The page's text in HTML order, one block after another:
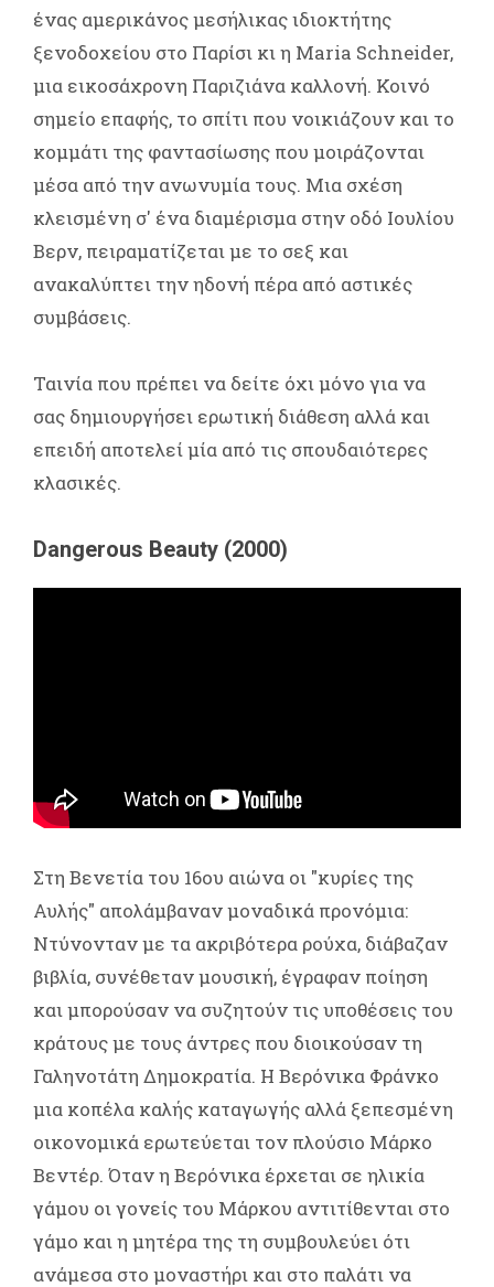
ένας αμερικάνος μεσήλικας ιδιοκτήτης
ξενοδοχείου στο Παρίσι κι η Maria Schneider,
μια εικοσάχρονη Παριζιάνα καλλονή. Κοινό
σημείο επαφής, το σπίτι που νοικιάζουν και το
κομμάτι της φαντασίωσης που μοιράζονται
μέσα από την ανωνυμία τους. Μια σχέση
κλεισμένη σ' ένα διαμέρισμα στην οδό Ιουλίου
Βερν, πειραματίζεται με το σεξ και
ανακαλύπτει την ηδονή πέρα από αστικές
συμβάσεις.
Ταινία που πρέπει να δείτε όχι μόνο για να
σας δημιουργήσει ερωτική διάθεση αλλά και
επειδή αποτελεί μία από τις σπουδαιότερες
κλασικές.
Dangerous Beauty (2000)
Στη Βενετία του 16ου αιώνα οι "κυρίες της
Αυλής" απολάμβαναν μοναδικά προνόμια:
Nτύνονταν με τα ακριβότερα ρούχα, διάβαζαν
βιβλία, συνέθεταν μουσική, έγραφαν ποίηση
και μπορούσαν να συζητούν τις υποθέσεις του
κράτους με τους άντρες που διοικούσαν τη
Γαληνοτάτη Δημοκρατία. Η Βερόνικα Φράνκο
μια κοπέλα καλής καταγωγής αλλά ξεπεσμένη
οικονομικά ερωτεύεται τον πλούσιο Μάρκο
Βεντέρ. Όταν η Βερόνικα έρχεται σε ηλικία
γάμου οι γονείς του Μάρκου αντιτίθενται στο
γάμο και η μητέρα της τη συμβουλεύει ότι
ανάμεσα στο μοναστήρι και στο παλάτι να